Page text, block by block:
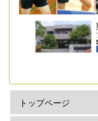
トップページ